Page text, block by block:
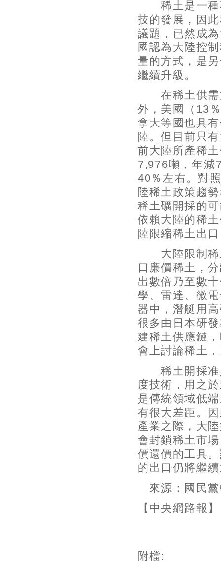
稀土是一種
技的發展，因
議題，已然成
國認為大陸控
量的方式，是
繼續升級。
在稀土供需
外，美國（13
拿大等國也具
陸。但目前只
前大陸所產稀
7,976噸，年減
40％左右。對
陸稀土政策趨
稀土礦開採的
依賴大陸的稀
陸限縮稀土出
大陸限制稀
口廉價稀土，
出數倍乃至數
學、雷達、微
器中，潛艇用
很多由日本研
建稀土供應鏈
會上討論稀土
稀土開採准
度技術，用之
是傳統領域低
有很大差距。
產業之際，大
會封鎖稀土市
價還價的工具
的出口仍將繼
來源：國民黨
【中央網路報】
附檔: